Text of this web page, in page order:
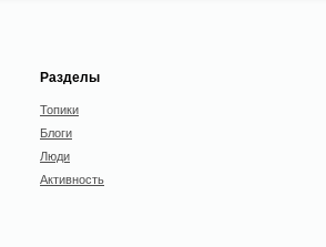
Разделы
Топики
Блоги
Люди
Активность